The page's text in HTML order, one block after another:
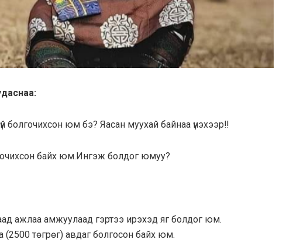
болгочихсон юм бэ? Яасан муухай байнаа үнэхээр‼️
байх юм.Ингэж болдог юмуу?
ажлаа амжуулаад гэртээ ирэхэд яг болдог юм.
(2500 төгрөг) авдаг болгосон байх юм.